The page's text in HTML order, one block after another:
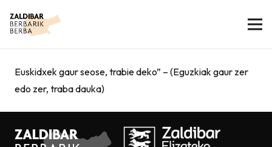
Euskidxek gaur seose, trabie deko” – (Eguzkiak gaur zer
edo zer, traba dauka)